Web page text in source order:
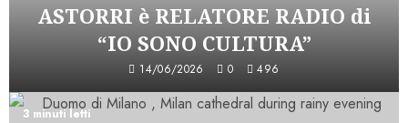
ASTORRI è RELATORE RADIO di
“IO SONO CULTURA”
14/06/2026 0 496
3 minuti letti